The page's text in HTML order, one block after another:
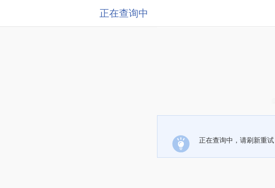
正在查询中
正在查询中，请刷新重试